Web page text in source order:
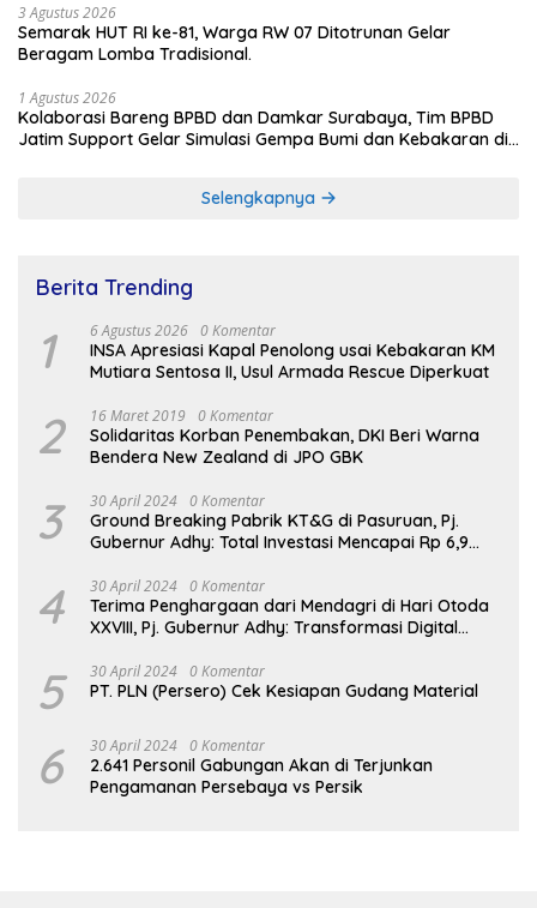
3 Agustus 2026
Semarak HUT RI ke-81, Warga RW 07 Ditotrunan Gelar
Beragam Lomba Tradisional.
1 Agustus 2026
Kolaborasi Bareng BPBD dan Damkar Surabaya, Tim BPBD
Jatim Support Gelar Simulasi Gempa Bumi dan Kebakaran di
Selengkapnya
Berita Trending
1 6 Agustus 2026 0 Komentar
INSA Apresiasi Kapal Penolong usai Kebakaran KM
Mutiara Sentosa II, Usul Armada Rescue Diperkuat
2 16 Maret 2019 0 Komentar
Solidaritas Korban Penembakan, DKI Beri Warna
Bendera New Zealand di JPO GBK
3 30 April 2024 0 Komentar
Ground Breaking Pabrik KT&G di Pasuruan, Pj.
Gubernur Adhy: Total Investasi Mencapai Rp 6,9
4 30 April 2024 0 Komentar
Terima Penghargaan dari Mendagri di Hari Otoda
XXVIII, Pj. Gubernur Adhy: Transformasi Digital
Keberhasilan Jatim
5 30 April 2024 0 Komentar
PT. PLN (Persero) Cek Kesiapan Gudang Material
6 30 April 2024 0 Komentar
2.641 Personil Gabungan Akan di Terjunkan
Pengamanan Persebaya vs Persik